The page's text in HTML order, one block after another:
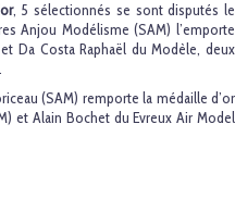
, 5 sélectionnés se sont disputés le
Anjou Modélisme (SAM) l’emporte
Da Costa Raphaël du Modèle, deux
(SAM) remporte la médaille d’or
et Alain Bochet du Evreux Air Model